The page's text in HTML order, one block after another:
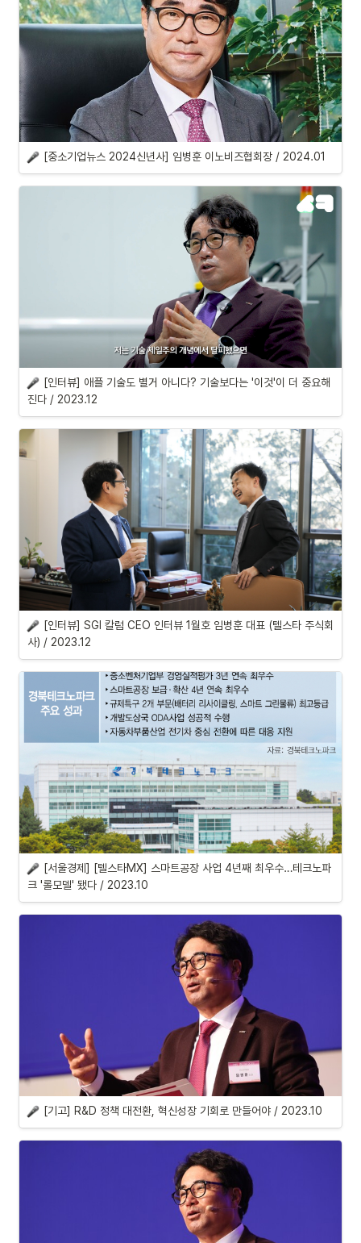
[중소기업뉴스 2024신년사] 임병훈 이노비즈협회장 / 2024.01
[인터뷰] 애플 기술도 별거 아니다? 기술보다는 '이것'이 더 중요해
진다 / 2023.12
[인터뷰] SGI 칼럼 CEO 인터뷰 1월호 임병훈 대표 (텔스타 주식회
사) / 2023.12
[서울경제] [텔스타MX] 스마트공장 사업 4년째 최우수…테크노파
크 '롤모델' 됐다 / 2023.10
[기고] R&D 정책 대전환, 혁신성장 기회로 만들어야 / 2023.10